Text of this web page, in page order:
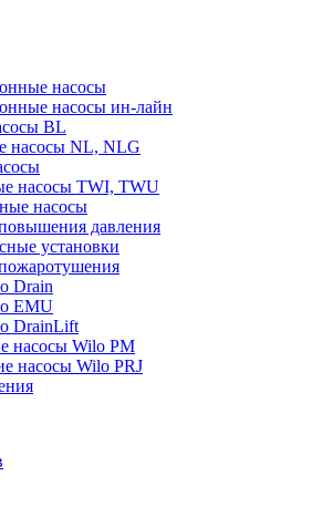
насосы
насосы ин-лайн
BL
насосы NL, NLG
насосы TWI, TWU
насосы
давления
установки
Drain
EMU
DrainLift
насосы Wilo PM
насосы Wilo PRJ